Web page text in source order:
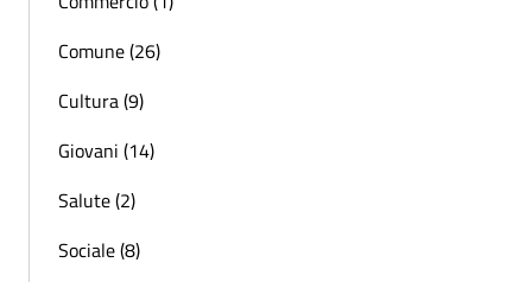
Comune (26)
Cultura (9)
Giovani (14)
Salute (2)
Sociale (8)